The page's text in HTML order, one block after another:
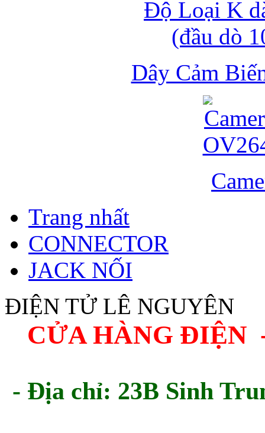
Dây Cảm
Trang nhất
CONNECTOR
JACK NỐI
ĐIỆN TỬ LÊ NGUYÊN
CỬA HÀNG ĐIỆN
- Địa chỉ: 23B Sinh